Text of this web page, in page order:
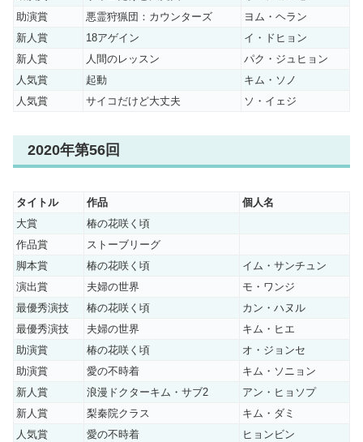
助演賞
悪霊狩猟団：カウンターズ
ヨム・ヘラン
新人賞
18アゲイン
イ・ドヒョン
新人賞
人間のレッスン
パク・ジュヒョン
人気賞
起動
キム・ソノ
人気賞
サイコだけど大丈夫 ソ・イェジ
2020年第56回
タイトル 作品
個人名
大賞
椿の花咲く頃
作品賞
ストーブリーグ
脚本賞
椿の花咲く頃
イム・サンチュン
演出賞
夫婦の世界
モ・ワンジ
最優秀演技
椿の花咲く頃
カン・ハヌル
最優秀演技
夫婦の世界
キム・ヒエ
助演賞
椿の花咲く頃
オ・ジョンセ
助演賞
愛の不時着
キム・ソニョン
新人賞
浪漫ドクターキム・サブ2
アン・ヒョソプ
新人賞
梨秦院クラス
キム・ダミ
人気賞
愛の不時着
ヒョンビン